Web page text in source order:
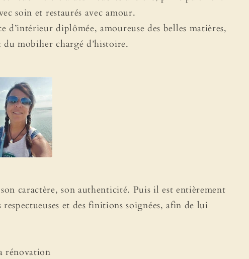
soin et restaurés avec amour.
diplômée, amoureuse des belles matières,
mobilier chargé d’histoire.
caractère, son authenticité. Puis il est entièrement
et des finitions soignées, afin de lui
rénovation